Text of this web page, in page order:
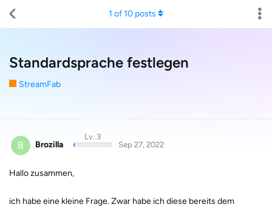
Standardsprache festlegen
StreamFab
1 of10 posts
B Brozilla
Lv. 3
Sep 27, 2022
Hallo zusammen,
ich habe eine kleine Frage. Zwar habe ich diese bereits dem